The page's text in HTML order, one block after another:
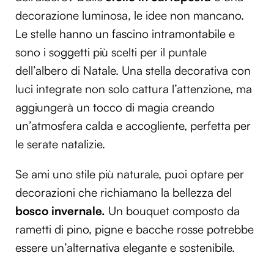
decorazione luminosa, le idee non mancano.
Le stelle hanno un fascino intramontabile e
sono i soggetti più scelti per il puntale
dell’albero di Natale. Una stella decorativa con
luci integrate non solo cattura l’attenzione, ma
aggiungerà un tocco di magia creando
un’atmosfera calda e accogliente, perfetta per
le serate natalizie.
Se ami uno stile più naturale, puoi optare per
decorazioni che richiamano la bellezza del
bosco invernale. Un bouquet composto da
rametti di pino, pigne e bacche rosse potrebbe
essere un’alternativa elegante e sostenibile.